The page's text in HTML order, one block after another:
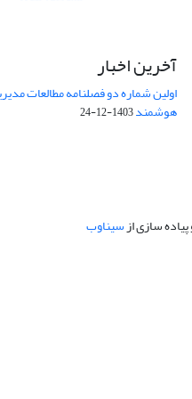
آخرین اخبار
اولین شماره دو فصلنامه مطالعات
هوشمند1403-12-24
سازی ازسیناوب